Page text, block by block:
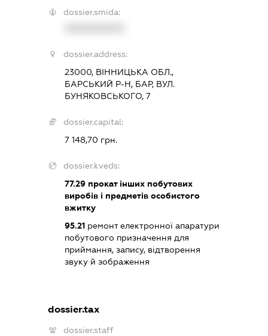
dossier.smida:
dossier.address:
23000, ВІННИЦЬКА ОБЛ.,
БАРСЬКИЙ Р-Н, БАР, ВУЛ.
БУНЯКОВСЬКОГО, 7
dossier.capital:
7 148,70 грн.
dossier.kveds:
77.29 прокат інших побутових
виробів і предметів особистого
вжитку
95.21 ремонт електронної апаратури
побутового призначення для
приймання, запису, відтворення
звуку й зображення
dossier.tax
dossier.staff